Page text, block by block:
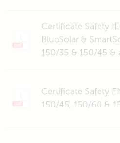
Certificate Safety
BlueSolar &
150/35 & 150/45 &
Certificate Safety
150/45, 150/60 &